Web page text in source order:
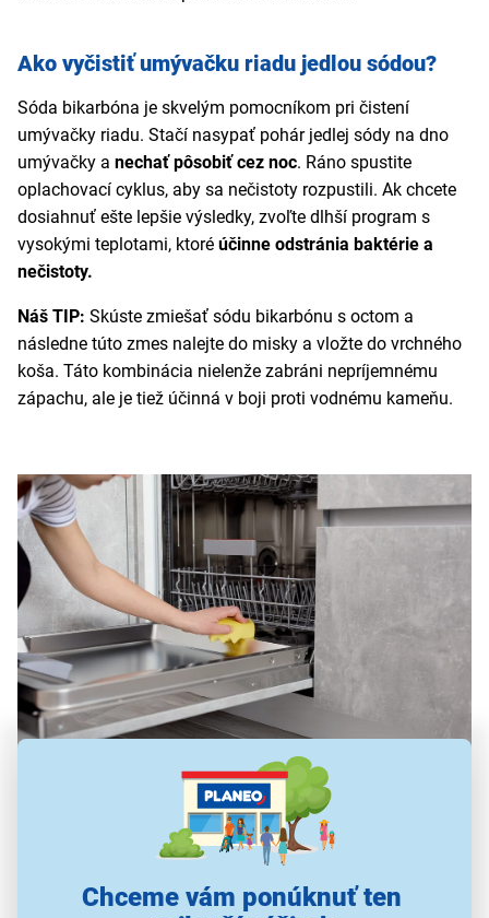
Chceme vám ponúknuť ten
Ako vyčistiť umývačku riadu jedlou sódou?
Sóda bikarbóna je skvelým pomocníkom pri čistení
umývačky riadu. Stačí nasypať pohár jedlej sódy na dno
umývačky a nechať pôsobiť cez noc. Ráno spustite
oplachovací cyklus, aby sa nečistoty rozpustili. Ak chcete
dosiahnuť ešte lepšie výsledky, zvoľte dlhší program s
vysokými teplotami, ktoré účinne odstránia baktérie a
nečistoty.
Náš TIP: Skúste zmiešať sódu bikarbónu s octom a
následne túto zmes nalejte do misky a vložte do vrchného
koša. Táto kombinácia nielenže zabráni nepríjemnému
zápachu, ale je tiež účinná v boji proti vodnému kameňu.
PRÍSLUŠENSTVO K UMÝVAČKÁM RIADU